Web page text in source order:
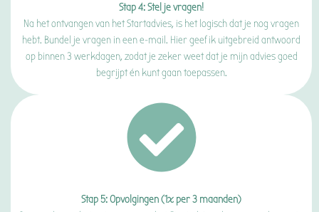
Stap 4: Stel je vragen!
Na het ontvangen van het Startadvies, is het logisch dat je nog vragen
hebt. Bundel je vragen in een e-mail. Hier geef ik uitgebreid antwoord
op binnen 3 werkdagen, zodat je zeker weet dat je mijn advies goed
begrijpt én kunt gaan toepassen.
Stap 5: Opvolgingen (1x per 3 maanden)